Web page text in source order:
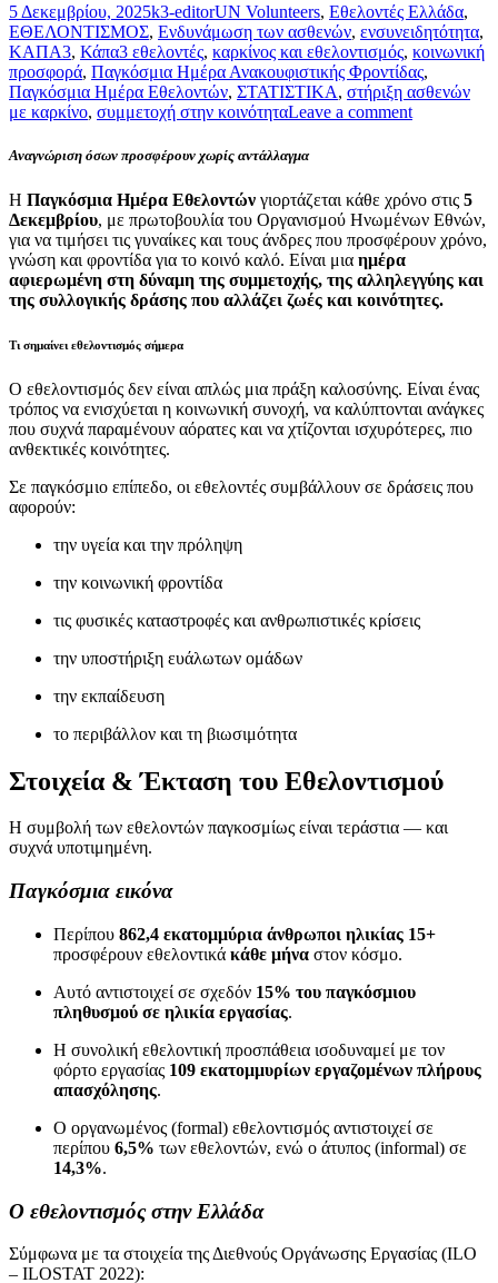
Posted
on
5 Δεκεμβρίου, 2025Author
k3-editorCategories
UN Volunteers, Εθελοντές Ελλάδα,
ΕΘΕΛΟΝΤΙΣΜΟΣ, Ενδυνάμωση των ασθενών, ενσυνειδητότητα,
ΚΑΠΑ3, Κάπα3 εθελοντές, καρκίνος και εθελοντισμός, κοινωνική
προσφορά, Παγκόσμια Ημέρα Ανακουφιστικής Φροντίδας,
Παγκόσμια Ημέρα Εθελοντών, ΣΤΑΤΙΣΤΙΚΑ, στήριξη ασθενών
με καρκίνο, συμμετοχή στην κοινότηταLeave a comment
Αναγνώριση όσων προσφέρουν χωρίς αντάλλαγμα
Η Παγκόσμια Ημέρα Εθελοντών γιορτάζεται κάθε χρόνο στις 5
Δεκεμβρίου, με πρωτοβουλία του Οργανισμού Ηνωμένων Εθνών,
για να τιμήσει τις γυναίκες και τους άνδρες που προσφέρουν χρόνο,
γνώση και φροντίδα για το κοινό καλό. Είναι μια ημέρα
αφιερωμένη στη δύναμη της συμμετοχής, της αλληλεγγύης και
της συλλογικής δράσης που αλλάζει ζωές και κοινότητες.
Τι σημαίνει εθελοντισμός σήμερα
Ο εθελοντισμός δεν είναι απλώς μια πράξη καλοσύνης. Είναι ένας
τρόπος να ενισχύεται η κοινωνική συνοχή, να καλύπτονται ανάγκες
που συχνά παραμένουν αόρατες και να χτίζονται ισχυρότερες, πιο
ανθεκτικές κοινότητες.
Σε παγκόσμιο επίπεδο, οι εθελοντές συμβάλλουν σε δράσεις που
αφορούν:
την υγεία και την πρόληψη
την κοινωνική φροντίδα
τις φυσικές καταστροφές και ανθρωπιστικές κρίσεις
την υποστήριξη ευάλωτων ομάδων
την εκπαίδευση
το περιβάλλον και τη βιωσιμότητα
Στοιχεία & Έκταση του Εθελοντισμού
Η συμβολή των εθελοντών παγκοσμίως είναι τεράστια — και
συχνά υποτιμημένη.
Παγκόσμια εικόνα
Περίπου 862,4 εκατομμύρια άνθρωποι ηλικίας 15+
προσφέρουν εθελοντικά κάθε μήνα στον κόσμο.
Αυτό αντιστοιχεί σε σχεδόν 15% του παγκόσμιου
πληθυσμού σε ηλικία εργασίας.
Η συνολική εθελοντική προσπάθεια ισοδυναμεί με τον
φόρτο εργασίας 109 εκατομμυρίων εργαζομένων πλήρους
απασχόλησης.
Ο οργανωμένος (formal) εθελοντισμός αντιστοιχεί σε
περίπου 6,5% των εθελοντών, ενώ ο άτυπος (informal) σε
14,3%.
Ο εθελοντισμός στην Ελλάδα
Σύμφωνα με τα στοιχεία της Διεθνούς Οργάνωσης Εργασίας (ILO
– ILOSTAT 2022):